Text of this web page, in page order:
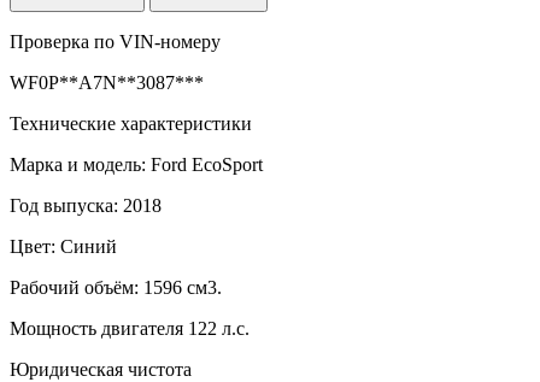
Проверка по VIN-номеру
WF0P**A7N**3087***
Технические характеристики
Марка и модель: Ford EcoSport
Год выпуска: 2018
Цвет: Синий
Рабочий объём: 1596 см3.
Мощность двигателя 122 л.с.
Юридическая чистота